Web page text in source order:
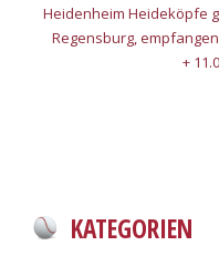
Heidenheim Heideköpfe
Regensburg,
+
KATEGORIEN